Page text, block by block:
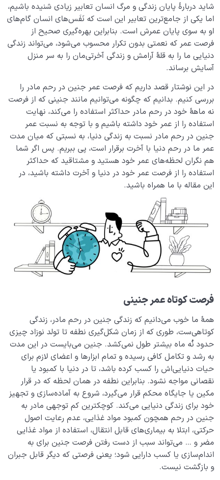
تعریف می‌شود؟
نسبت وجودی چیست؟ اگر دنیایی نباشد، برای رحم مادر
وجودی قائلیم؟
وسعت آخرت در برابر دنیا از چه قاعده‌ای پیروی می‌کند؟
رابطه دنیا با آخرت، رابطه‌ای ناشناخته که قدر آن را نمی‌دانیم
درک عظمت آخرت؛ چگونه بزرگی آخرت بر رفتار ما در دنیا اثر
می‌ گذارد؟
میزان ادراک عالم آخرت برای ما، متناسب با درک دنیا توسط
جنین است
شناخت و آگاهی؛ بال‌هایی برای پرواز در آسمان انسانیت
نقش و جایگاه تدبیر در رحم مادر و عالم دنیا کجاست؟
مفهوم قوه و فعل چیست و چرا آخرت به اندازه دنیا قدرت
سازندگی ندارد؟
اثرات غفلت در دوران جنینی و آثار غفلت در دنیا
چگونه می‌توانیم از فرصت عمر در رحم دنیا حداکثر استفاده
را ببریم؟
میزان یعنی چه و میزان سنجش اعمال در قیامت چیست؟
چه رابطه‌ای بین میزان سلامت جنین و بهره‌مندی از دنیا
وجود دارد؟
سنّت‌های الهی 0/20
مرگ یا تولد؟ 0/13
دنیا؛ باشگاه انسان‌سازی 0/8
چگونه انسان شویم؟ 0/18
شاید دربارۀ پایان زندگی و مرگ انسان تعابیر زیادی شنیده باشیم،
اما یکی از جامع‌ترین تعابیر این است که نَفَس‌های انسان گام‌های
او به سوی پایان عمرش است. بنابراین بهره‌گیری صحیح از
فرصت عمر که نعمتی بدون تکرار محسوب می‌شود، می‌تواند زندگی
دنیایی ما را به قلۀ آرامش و زندگی آخرتی‌مان را به سر منزل
آسایش برساند.
در این نوشتار قصد داریم که فرصت عمر جنین در رحم مادر را
بررسی کنیم. بدانیم که چگونه می‌توانیم مانند جنینی که از فرصت
نه ماهۀ خود در رحم مادر حداکثر استفاده را می‌کند، نهایت
استفاده را از عمر خود داشته باشیم و با توجه به نسبت عمر
جنین در رحم مادر نسبت به زندگی دنیا، به نسبتی که میان مدت
عمر ما در رحم دنیا با آخرت برقرار است، پی ببریم. پس اگر شما
هم نگران لحظه‌های عمر خود هستید و مشتاقید که حداکثر
استفاده را از فرصت عمر خود در دنیا و آخرت داشته باشید، در
این مقاله با ما همراه باشید.
فرصت کوتاه عمر جنینی
همۀ ما خوب می‌دانیم که زندگی جنین در رحم مادر، زندگی
کوتاهی‌ست، طوری که از زمان شکل‌گیری نطفه تا تولد نوزاد چیزی
حدود نُه ماه بیشتر طول نمی‌کشد. جنین می‌بایست در این مدت
به رشد و تکامل کافی رسیده و تمام ابزارها و اعضای لازم برای
حیات دنیایی‌اش را کسب کرده باشد، تا در دنیا با کمبود یا
نقصانی مواجه نشود. بنابراین نطفه در همان لحظه که در قرار
مکین یا جایگاه محکم قرار می‌گیرد، شروع به آماده‌سازی و تجهیز
خود برای زندگی دنیایی می‌کند. کوچکترین کم توجهی مادر به
جنین در رحم همچون کمبود مواد غذایی، عدم رعایت اصول
حرکتی، ابتلا به بیماری‌های قابل انتقال، استفاده از مواد غذایی
مضر و … می‌تواند سبب از دست رفتن فرصت جنین برای به
اندام‌سازی یا کسب دارایی شود؛ یعنی فرصتی که دیگر قابل جبران
و بازگشت نیست.